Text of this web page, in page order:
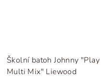
Školní batoh Johnny "Play
Multi Mix" Liewood